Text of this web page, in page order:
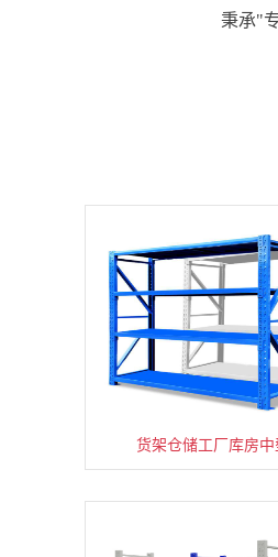
秉承"
货架仓储工厂库房中
家用货架置物架多层